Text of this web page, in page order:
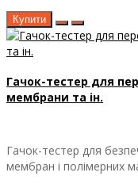
Купити
Гачок-тестер для
мембрани та ін.
Гачок-тестер для
мембран і полімерних